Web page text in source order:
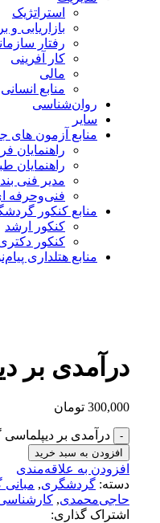
درآمدی بر
300,000 تومان
درآمدی بر
افزودن به سبد خرید
افزودن به علاقه‌مندی
دسته: گردشگری,
حاجی‌محمدی,
اشتراک گذاری:
استراتژیک
بازاریابی و
رفتار
کار آفرینی
مالی
منابع انسانی
روان‌شناسی
سایر
منابع آزمون های
راهنمایان
راهنمایان
مدیر فنی
فنی‌وحرفه‌
منابع کنکور
کنکور ارشد
کنکور
منابع هتلداری